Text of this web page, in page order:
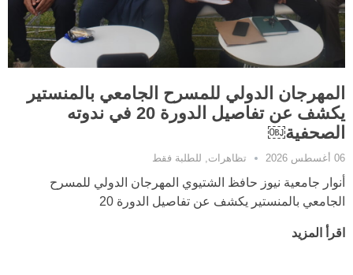
المهرجان الدولي للمسرح الجامعي بالمنستير
يكشف عن تفاصيل الدورة 20 في ندوته
الصحفية￼
06 أغسطس 2026 تظاهرات للطلبة فقط
أنوار جامعية نيوز حافظ الشتيوي المهرجان الدولي للمسرح
الجامعي بالمنستير يكشف عن تفاصيل الدورة 20
اقرأ المزيد